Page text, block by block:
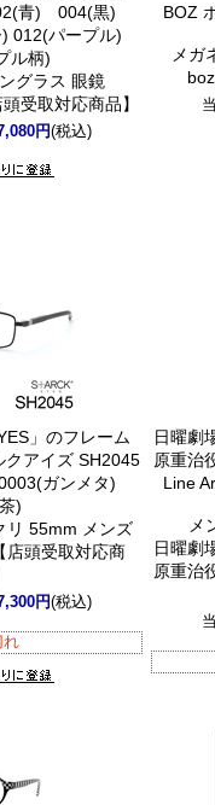
青) 004(黒)
012(パープル)
ル柄)
グラス 眼鏡
受取対応商品】
円(税込)
BOZ
メガ
」のフレーム
クアイズ SH2045
ガンメタ)
)
リ 55mm メンズ
店頭受取対応商
円(税込)
れ
日曜劇
原重治
Line
メ
日曜劇
原重治